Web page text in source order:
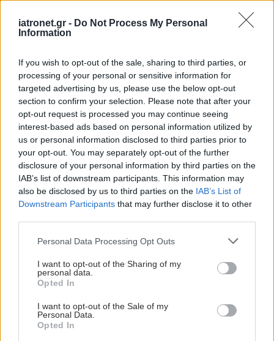
iatronet.gr - Do Not Process My Personal
Information
If you wish to opt-out of the sale, sharing to third parties, or
processing of your personal or sensitive information for
targeted advertising by us, please use the below opt-out
section to confirm your selection. Please note that after your
opt-out request is processed you may continue seeing
interest-based ads based on personal information utilized by
us or personal information disclosed to third parties prior to
your opt-out. You may separately opt-out of the further
disclosure of your personal information by third parties on the
IAB’s list of downstream participants. This information may
also be disclosed by us to third parties on the IAB’s List of
Downstream Participants that may further disclose it to other
Please note that this website/app uses one or more Google
not limited to your visit or usage behaviour. You may click to
grant or deny consent to Google and its third-party tags to
use your data for below specified purposes in below Google
consent section.
Personal Data Processing Opt Outs
I want to opt-out of the Sharing of my
personal data.
Opted In
I want to opt-out of the Sale of my
Personal Data.
Opted In